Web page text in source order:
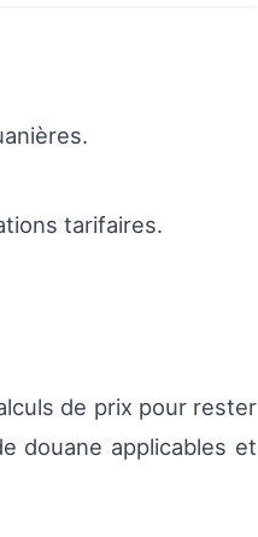
tarifaires.
de prix pour rester
douane applicables et